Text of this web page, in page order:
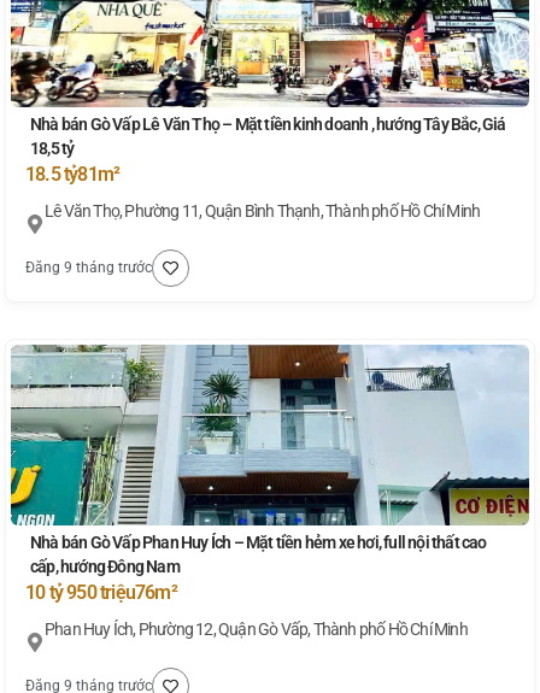
Nhà bán Gò Vấp Lê Văn Thọ – Mặt tiền kinh doanh , hướng Tây Bắc, Giá
18,5 tỷ
18.5 tỷ81m²
Lê Văn Thọ, Phường 11, Quận Bình Thạnh, Thành phố Hồ Chí Minh
Đăng 9 tháng trước
Nhà bán Gò Vấp Phan Huy Ích – Mặt tiền hẻm xe hơi, full nội thất cao
cấp, hướng Đông Nam
10 tỷ 950 triệu76m²
Phan Huy Ích, Phường 12, Quận Gò Vấp, Thành phố Hồ Chí Minh
Đăng 9 tháng trước